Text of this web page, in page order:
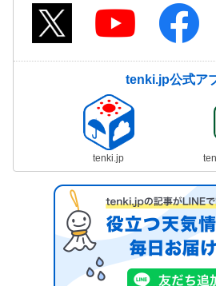
tenki.jp公式ア
tenki.jp